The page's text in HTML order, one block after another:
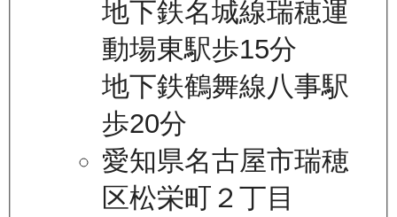
地下鉄名城線瑞穂運
動場東駅歩15分
地下鉄鶴舞線八事駅
歩20分
愛知県名古屋市瑞穂
区松栄町２丁目